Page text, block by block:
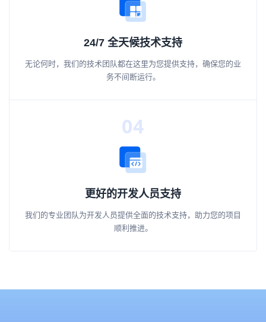
24/7 全天候技术支持
无论何时，我们的技术团队都在这里为您提供支持，确保您的业
务不间断运行。
04
更好的开发人员支持
我们的专业团队为开发人员提供全面的技术支持，助力您的项目
顺利推进。